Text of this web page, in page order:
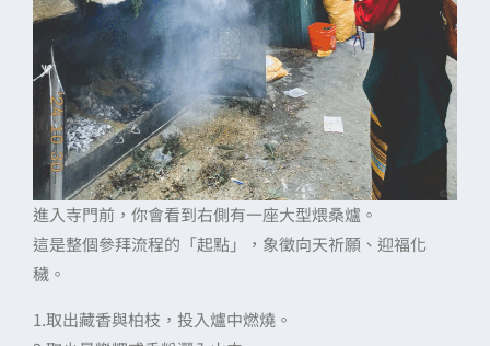
進入寺門前，你會看到右側有一座大型煨桑爐。
這是整個參拜流程的「起點」，象徵向天祈願、迎福化
穢。
1.取出藏香與柏枝，投入爐中燃燒。